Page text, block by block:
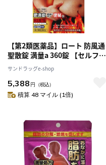
【第2類医薬品】ロート 防風通
聖散錠 満量a 360錠 【セルフメ
ディケーション税制対象】
サンドラッグe-shop
5,388 円 （税込）
積算 48 マイル (1倍)